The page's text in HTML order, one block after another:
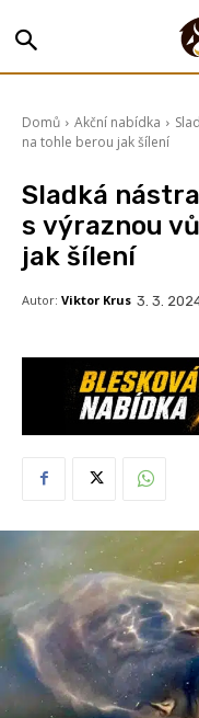
Domů Akční nabídka
na tohle berou jak šílení
Sladká
s výraznou
jak šílení
Autor: Viktor Krus 3. 3.